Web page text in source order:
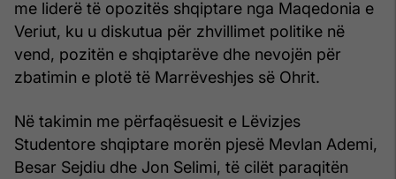
me liderë të opozitës shqiptare nga Maqedonia e
Veriut, ku u diskutua për zhvillimet politike në
vend, pozitën e shqiptarëve dhe nevojën për
zbatimin e plotë të Marrëveshjes së Ohrit.
Në takimin me përfaqësuesit e Lëvizjes
Studentore shqiptare morën pjesë Mevlan Ademi,
Besar Sejdiu dhe Jon Selimi, të cilët paraqitën